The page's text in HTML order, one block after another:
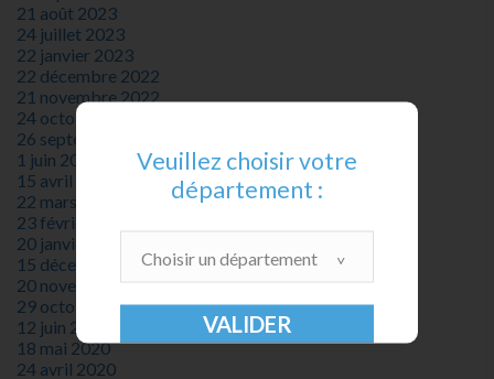
21 août 2023
24 juillet 2023
22 janvier 2023
22 décembre 2022
21 novembre 2022
24 octobre 2022
26 septembre 2022
1 juin 2021
15 avril 2021
22 mars 2021
23 février 2021
20 janvier 2021
15 décembre 2020
20 novembre 2020
29 octobre 2020
12 juin 2020
18 mai 2020
24 avril 2020
Veuillez choisir votre
département :
Choisir un département